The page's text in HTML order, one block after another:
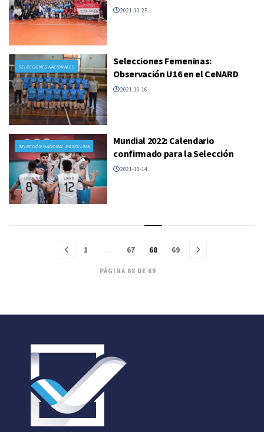
2021-10-25
SELECCIONES NACIONALES
Selecciones Femeninas:
Observación U16 en el CeNARD
2021-10-16
SELECCIÓN NACIONAL MASCULINA
Mundial 2022: Calendario
confirmado para la Selección
2021-10-14
PÁGINA 68 DE 69
1 … 67 68 69